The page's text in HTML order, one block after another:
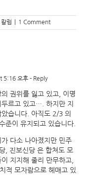
럼 1 Comment
5:16 오후 - Reply
권위를 잃고 있고, 이명
르고 있고…. 하지만 지
습니다. 아직도 2/3 의
준이 유지되고 있습니다.
다소 나아졌지만 민주
, 진보신당 은 합쳐도 모
지지해 줄리 만무하고,
적 모자람으로 헤매고 있